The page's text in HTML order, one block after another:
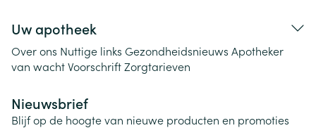
Uw apotheek
Over ons Nuttige links Gezondheidsnieuws Apotheker
van wachtVoorschriftZorgtarieven
Nieuwsbrief
Blijf op de hoogte van nieuwe producten en promoties